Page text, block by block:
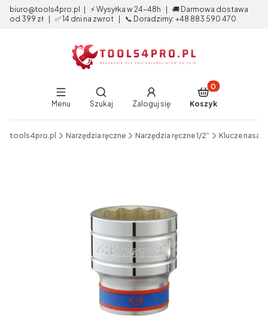
biuro@tools4pro.pl | ⚡ Wysyłka w 24-48h | 🚚 Darmowa dostawa
od 399 zł | ✅ 14 dni na zwrot | 📞 Doradzimy: +48 883 590 470
Menu
Otwórz wyszukiwarkę
Szukaj Zaloguj się
Produkty w
Koszyk
tools4pro.pl Narzędzia ręczne Narzędzia ręczne 1/2” Klucze